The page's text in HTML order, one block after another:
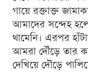
গায়ে রক্তাক্ত
আমাদের সন্দেহ
থামেনি। এরপর
আমরা দৌঁড়ে তার
দেখিয়ে দৌড়ে